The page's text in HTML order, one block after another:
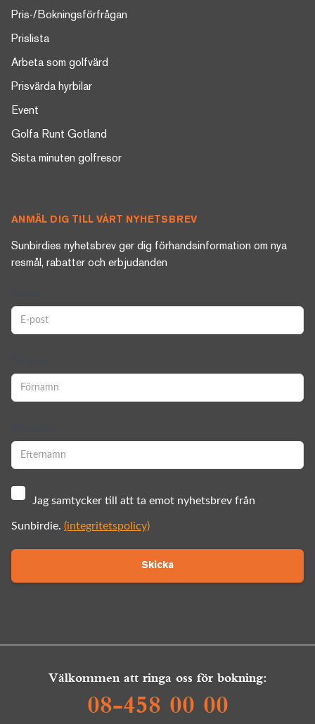
Pris-/Bokningsförfrågan
Prislista
Arbeta som golfvärd
Prisvärda hyrbilar
Event
Golfa Runt Gotland
Sista minuten golfresor
ANMÄL DIG TILL VÅRT NYHETSBREV
Sunbirdies nyhetsbrev ger dig förhandsinformation om nya
resmål, rabatter och erbjudanden
Jag samtycker till att ta emot nyhetsbrev från
Sunbirdie. (integritetspolicy)
Skicka
Välkommen att ringa oss för bokning:
08-458 00 00